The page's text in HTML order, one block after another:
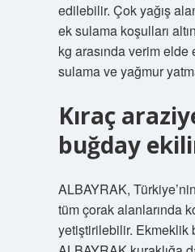
edilebilir. Çok yağış
ek sulama koşulları
kg arasında verim elde
sulama ve yağmur
Kıraç
buğday
ALBAYRAK,
tüm çorak alanlarında
yetiştirilebilir. Ekmeklik